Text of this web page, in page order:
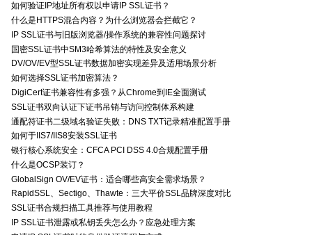
如何验证IP地址所有权以申请IP SSL证书？
什么是HTTPS混合内容？为什么浏览器会拦截它？
IP SSL证书与旧版浏览器/操作系统的兼容性问题探讨
国密SSL证书中SM3哈希算法的特性及安全意义
DV/OV/EV型SSL证书数据加密实现差异及适用场景分析
如何选择SSL证书加密算法？
DigiCert证书兼容性有多强？从Chrome到IE全面测试
SSL证书双向认证下证书吊销与访问控制体系构建
通配符证书二级域名验证失败：DNS TXT记录精准配置手册
如何于IIS7/IIS8安装SSL证书
银行核心系统安全：CFCA PCI DSS 4.0合规配置手册
什么是OCSP装订？
GlobalSign OV/EV证书：适合哪些高安全需求场景？
RapidSSL、Sectigo、Thawte：三大平价SSL品牌深度对比
SSL证书合规扫描工具推荐与使用教程
IP SSL证书泄露或私钥丢失怎么办？应急处理方案